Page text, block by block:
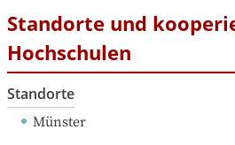
Standorte und
Hochschulen
Standorte
Münster